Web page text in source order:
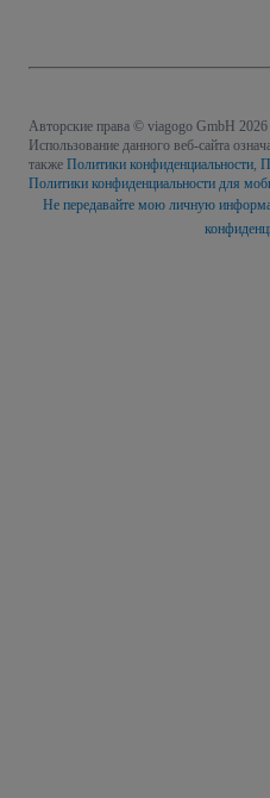
Авторские права © viagogo GmbH 2026
Использование данного веб-сайта
также Политики конфиденциальности,
Политики конфиденциальности для
Не передавайте мою личную